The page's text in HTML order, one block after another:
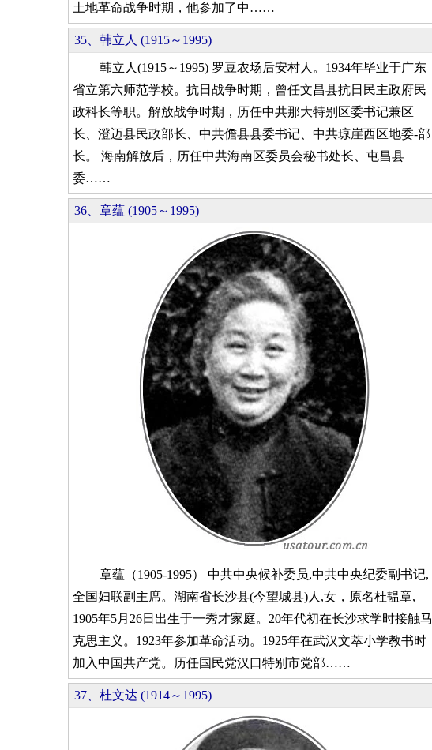
土地革命战争时期，他参加了中……
35、韩立人 (1915～1995)
韩立人(1915～1995) 罗豆农场后安村人。1934年毕业于广东
省立第六师范学校。抗日战争时期，曾任文昌县抗日民主政府民
政科长等职。解放战争时期，历任中共那大特别区委书记兼区
长、澄迈县民政部长、中共儋县县委书记、中共琼崖西区地委-部
长。 海南解放后，历任中共海南区委员会秘书处长、屯昌县
委……
36、章蕴 (1905～1995)
章蕴（1905-1995） 中共中央候补委员,中共中央纪委副书记,
全国妇联副主席。湖南省长沙县(今望城县)人,女，原名杜韫章,
1905年5月26日出生于一秀才家庭。20年代初在长沙求学时接触马
克思主义。1923年参加革命活动。1925年在武汉文萃小学教书时
加入中国共产党。历任国民党汉口特别市党部……
37、杜文达 (1914～1995)